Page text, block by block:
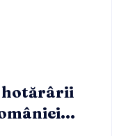
hotărârii